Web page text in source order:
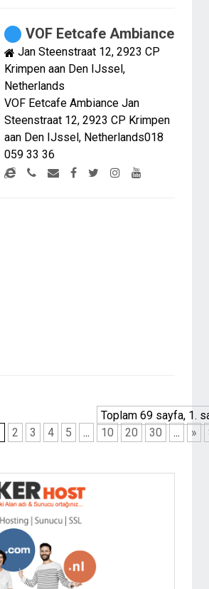
VOF Eetcafe Ambiance
Jan Steenstraat 12, 2923 CP
Krimpen aan Den IJssel,
Netherlands
VOF Eetcafe Ambiance Jan
Steenstraat 12, 2923 CP Krimpen
aan Den IJssel, Netherlands018
059 33 36
Toplam 69 sayfa, 1.
2 3 4 5 ... 10 20 30 ... »